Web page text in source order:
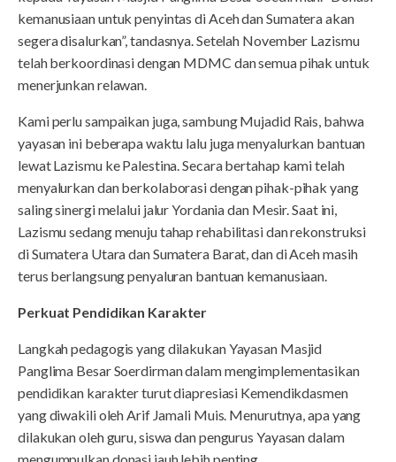
kemanusiaan untuk penyintas di Aceh dan Sumatera akan
segera disalurkan”, tandasnya. Setelah November Lazismu
telah berkoordinasi dengan MDMC dan semua pihak untuk
menerjunkan relawan.
Kami perlu sampaikan juga, sambung Mujadid Rais, bahwa
yayasan ini beberapa waktu lalu juga menyalurkan bantuan
lewat Lazismu ke Palestina. Secara bertahap kami telah
menyalurkan dan berkolaborasi dengan pihak-pihak yang
saling sinergi melalui jalur Yordania dan Mesir. Saat ini,
Lazismu sedang menuju tahap rehabilitasi dan rekonstruksi
di Sumatera Utara dan Sumatera Barat, dan di Aceh masih
terus berlangsung penyaluran bantuan kemanusiaan.
Perkuat Pendidikan Karakter
Langkah pedagogis yang dilakukan Yayasan Masjid
Panglima Besar Soerdirman dalam mengimplementasikan
pendidikan karakter turut diapresiasi Kemendikdasmen
yang diwakili oleh Arif Jamali Muis. Menurutnya, apa yang
dilakukan oleh guru, siswa dan pengurus Yayasan dalam